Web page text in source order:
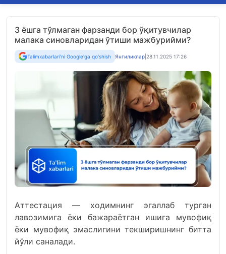
content
3 ёшга тўлмаган фарзанди бор ўқитувчилар
малака синовларидан ўтиши мажбурийми?
Talimxabarlari'ni Google'ga qo'shish Янгиликлар 28.11.2025 17:26
Аттестация — ходимнинг эгаллаб турган
лавозимига ёки бажараётган ишига мувофиқ
ёки мувофиқ эмаслигини текширишнинг битта
йўли саналади.